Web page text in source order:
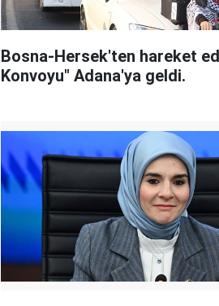
Bosna-Hersek'ten hareket
Konvoyu" Adana'ya geldi.